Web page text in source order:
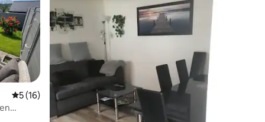
Gemiddelde beoordeling van 5 uit 5, 16 recensies
5 (16)